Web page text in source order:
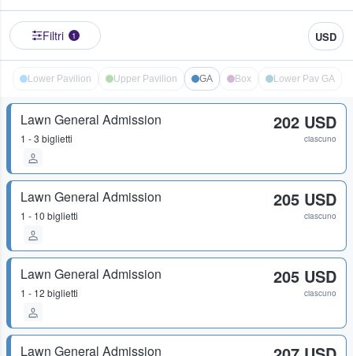
Filtri 1 USD
Lower Pavilion Upper Pavilion GA Box Lower Pav GA
Lawn General Admission
1 - 3 biglietti
202 USD
ciascuno
Lawn General Admission
1 - 10 biglietti
205 USD
ciascuno
Lawn General Admission
1 - 12 biglietti
205 USD
ciascuno
Lawn General Admission